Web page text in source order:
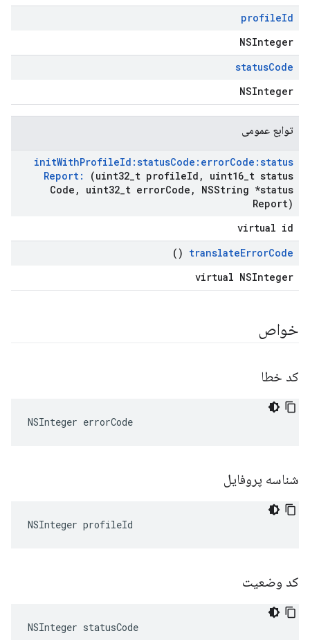
profileId
NSInteger
statusCode
NSInteger
توابع عمومی
initWithProfileId:statusCode:errorCode:status
Report:
(uint32 t profileId , uint16 t status
Code , uint32 t errorCode ,
NSString *status
Report)
virtual id
translateErrorCode
()
virtual NSInteger
خواص
کد خطا
NSInteger errorCode
شناسه پروفایل
NSInteger profileId
کد وضعیت
NSInteger statusCode